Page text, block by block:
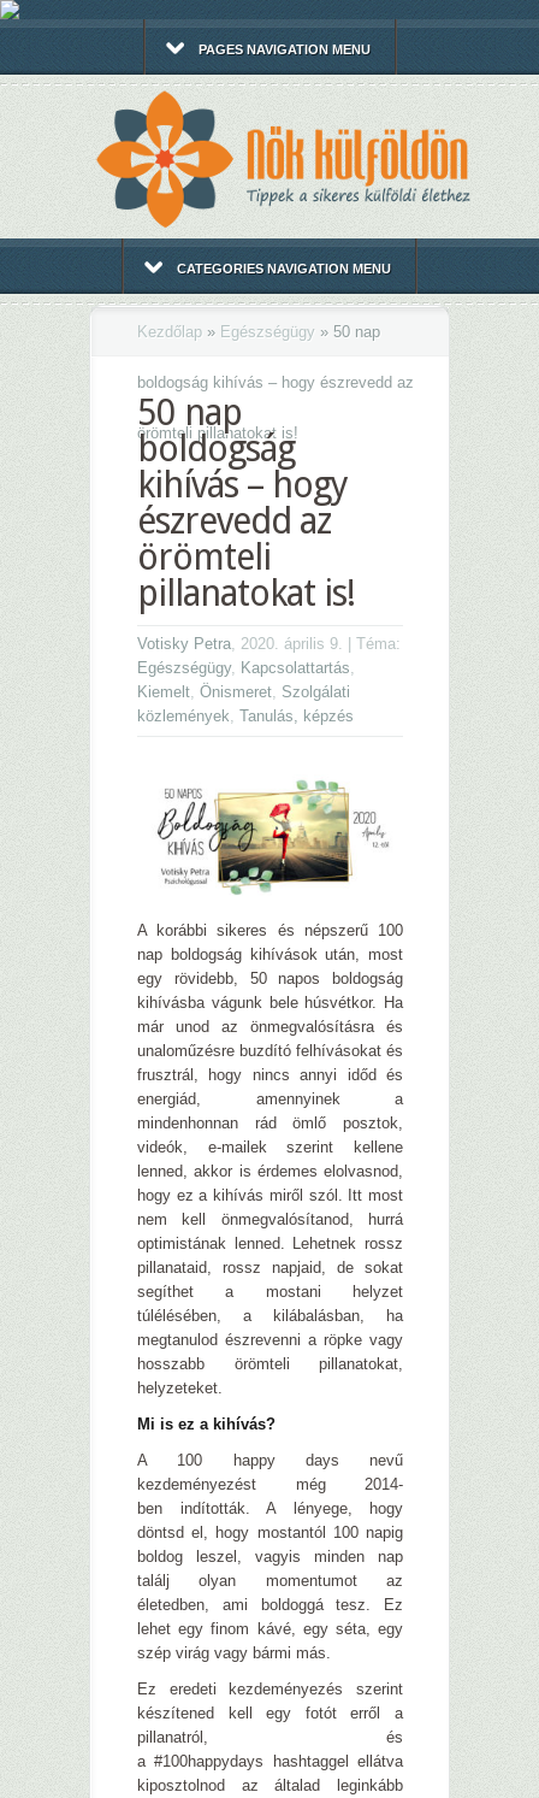
PAGES NAVIGATION MENU
CATEGORIES NAVIGATION MENU
Kezdőlap » Egészségügy » 50 nap
boldogság kihívás – hogy észrevedd az
örömteli pillanatokat is!
50 nap
boldogság
kihívás – hogy
észrevedd az
örömteli
pillanatokat is!
Votisky Petra, 2020. április 9. | Téma:
Egészségügy, Kapcsolattartás,
Kiemelt, Önismeret, Szolgálati
közlemények, Tanulás, képzés
A korábbi sikeres és népszerű 100
nap boldogság kihívások után, most
egy rövidebb, 50 napos boldogság
kihívásba vágunk bele húsvétkor. Ha
már unod az önmegvalósításra és
unaloműzésre buzdító felhívásokat és
frusztrál, hogy nincs annyi időd és
energiád, amennyinek a
mindenhonnan rád ömlő posztok,
videók, e-mailek szerint kellene
lenned, akkor is érdemes elolvasnod,
hogy ez a kihívás miről szól. Itt most
nem kell önmegvalósítanod, hurrá
optimistának lenned. Lehetnek rossz
pillanataid, rossz napjaid, de sokat
segíthet a mostani helyzet
túlélésében, a kilábalásban, ha
megtanulod észrevenni a röpke vagy
hosszabb örömteli pillanatokat,
helyzeteket.
Mi is ez a kihívás?
A 100 happy days nevű
kezdeményezést még 2014-
ben indították. A lényege, hogy
döntsd el, hogy mostantól 100 napig
boldog leszel, vagyis minden nap
találj olyan momentumot az
életedben, ami boldoggá tesz. Ez
lehet egy finom kávé, egy séta, egy
szép virág vagy bármi más.
Ez eredeti kezdeményezés szerint
készítened kell egy fotót erről a
pillanatról, és
a ‪#‎100happydays‬ hashtaggel ellátva
kiposztolnod az általad leginkább